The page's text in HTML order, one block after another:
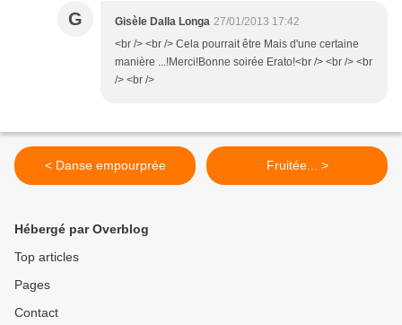
G Gisèle Dalla Longa 27/01/2013 17:42
<br /> <br /> Cela pourrait être Mais d'une certaine
manière ...!Merci!Bonne soirée Erato!<br /> <br /> <br
/> <br />
< Danse empourprée Fruitée... >
Hébergé par Overblog
Top articles
Pages
Contact